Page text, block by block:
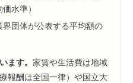
水準）
団体が公表する平均額の
ます。 家賃や生活費は地域
報酬は全国一律）や国立大